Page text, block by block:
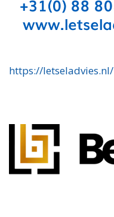
https://letseladvies.nl/